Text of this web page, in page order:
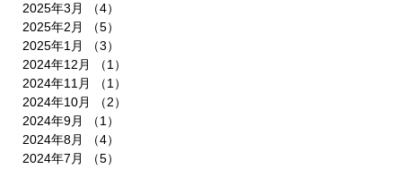
2025年3月
（4）
2025年2月
（5）
2025年1月
（3）
2024年12月
（1）
2024年11月
（1）
2024年10月
（2）
2024年9月
（1）
2024年8月
（4）
2024年7月
（5）